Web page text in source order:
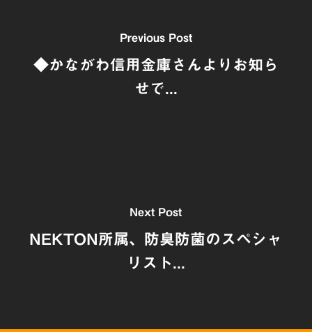
Previous Post
◆かながわ信用金庫さんよりお知ら
せで...
Next Post
NEKTON所属、防臭防菌のスペシャ
リスト...